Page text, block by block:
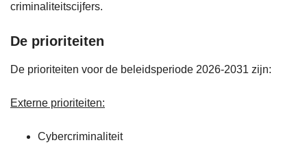
criminaliteitscijfers.
De prioriteiten
De prioriteiten voor de beleidsperiode 2026-2031 zijn:
Externe prioriteiten:
Cybercriminaliteit